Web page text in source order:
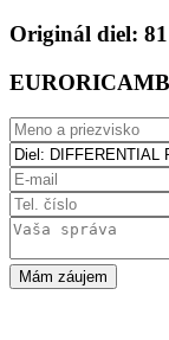
Originál diel:
Mám záujem